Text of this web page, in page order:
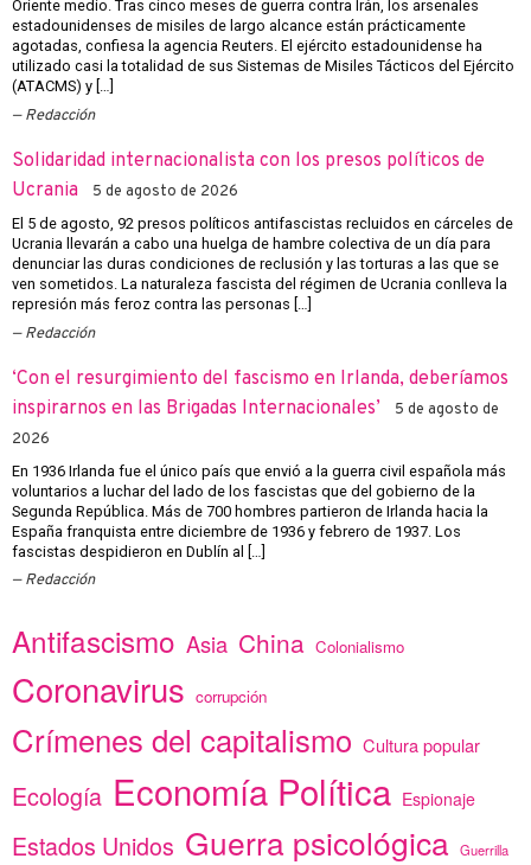
Oriente medio. Tras cinco meses de guerra contra Irán, los arsenales
estadounidenses de misiles de largo alcance están prácticamente
agotadas, confiesa la agencia Reuters. El ejército estadounidense ha
utilizado casi la totalidad de sus Sistemas de Misiles Tácticos del Ejército
(ATACMS) y […]
Redacción
Solidaridad internacionalista con los presos políticos de
Ucrania
5 de agosto de 2026
El 5 de agosto, 92 presos políticos antifascistas recluidos en cárceles de
Ucrania llevarán a cabo una huelga de hambre colectiva de un día para
denunciar las duras condiciones de reclusión y las torturas a las que se
ven sometidos. La naturaleza fascista del régimen de Ucrania conlleva la
represión más feroz contra las personas […]
Redacción
‘Con el resurgimiento del fascismo en Irlanda, deberíamos
inspirarnos en las Brigadas Internacionales’
5 de agosto de
2026
En 1936 Irlanda fue el único país que envió a la guerra civil española más
voluntarios a luchar del lado de los fascistas que del gobierno de la
Segunda República. Más de 700 hombres partieron de Irlanda hacia la
España franquista entre diciembre de 1936 y febrero de 1937. Los
fascistas despidieron en Dublín al […]
Redacción
Antifascismo Asia China Colonialismo
Coronavirus corrupción
Crímenes del capitalismo Cultura popular
Ecología Economía Política Espionaje
Estados Unidos Guerra psicológica Guerrilla